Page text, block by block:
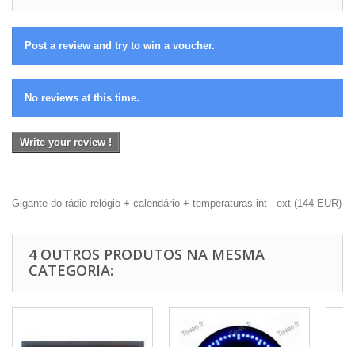
Post a review and try to win a voucher.
No reviews at this time.
Write your review !
Gigante do rádio relógio + calendário + temperaturas int - ext (144 EUR)
4 OUTROS PRODUTOS NA MESMA
CATEGORIA: